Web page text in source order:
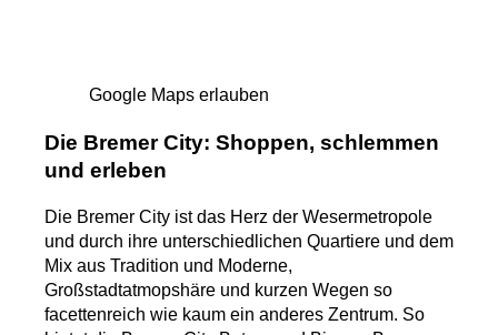
Google Maps erlauben
Die Bremer City: Shoppen, schlemmen
und erleben
Die Bremer City ist das Herz der Wesermetropole
und durch ihre unterschiedlichen Quartiere und dem
Mix aus Tradition und Moderne,
Großstadtatmopshäre und kurzen Wegen so
facettenreich wie kaum ein anderes Zentrum. So